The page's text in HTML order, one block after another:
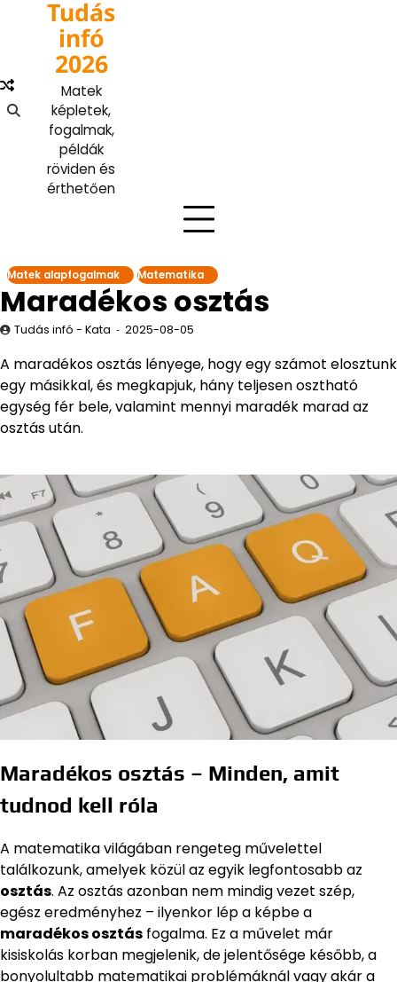
Tudás
infó
2026
Matek
képletek,
fogalmak,
példák
röviden és
érthetően
Matek alapfogalmak Matematika
Maradékos osztás
Tudás infó - Kata 2025-08-05
A maradékos osztás lényege, hogy egy számot elosztunk
egy másikkal, és megkapjuk, hány teljesen osztható
egység fér bele, valamint mennyi maradék marad az
osztás után.
Maradékos osztás – Minden, amit
tudnod kell róla
A matematika világában rengeteg művelettel
találkozunk, amelyek közül az egyik legfontosabb az
osztás. Az osztás azonban nem mindig vezet szép,
egész eredményhez – ilyenkor lép a képbe a
maradékos osztás fogalma. Ez a művelet már
kisiskolás korban megjelenik, de jelentősége később, a
bonyolultabb matematikai problémáknál vagy akár a